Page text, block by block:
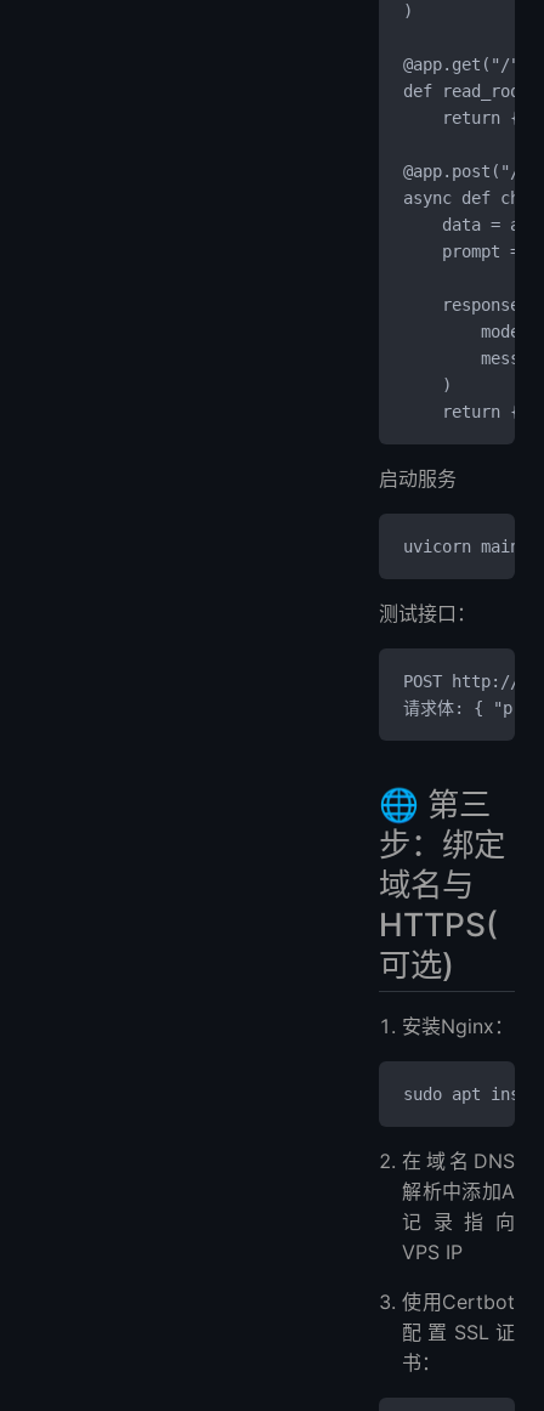
)
@app.get("/")
def
return
@app.post("/
async def
data =
prompt =
response
    )
return
启动服务
uvicorn
测试接口：
POST http://你
请求体: {
🌐 第三
步：绑定
域名与
HTTPS(
可选)
安装Nginx：
sudo apt
在域名DNS
解析中添加A
记录指向
VPS IP
使用Certbot
配置SSL证
书：